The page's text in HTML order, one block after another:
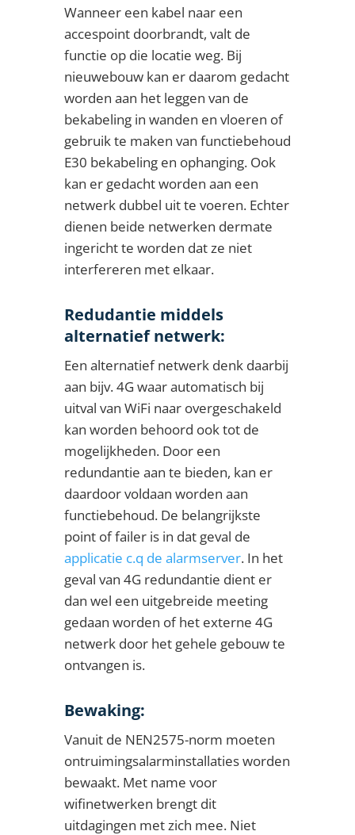
Wanneer een kabel naar een
accespoint doorbrandt, valt de
functie op die locatie weg. Bij
nieuwebouw kan er daarom gedacht
worden aan het leggen van de
bekabeling in wanden en vloeren of
gebruik te maken van functiebehoud
E30 bekabeling en ophanging. Ook
kan er gedacht worden aan een
netwerk dubbel uit te voeren. Echter
dienen beide netwerken dermate
ingericht te worden dat ze niet
interfereren met elkaar.
Redudantie middels
alternatief netwerk:
Een alternatief netwerk denk daarbij
aan bijv. 4G waar automatisch bij
uitval van WiFi naar overgeschakeld
kan worden behoord ook tot de
mogelijkheden. Door een
redundantie aan te bieden, kan er
daardoor voldaan worden aan
functiebehoud. De belangrijkste
point of failer is in dat geval de
applicatie c.q de alarmserver. In het
geval van 4G redundantie dient er
dan wel een uitgebreide meeting
gedaan worden of het externe 4G
netwerk door het gehele gebouw te
ontvangen is.
Bewaking:
Vanuit de NEN2575-norm moeten
ontruimingsalarminstallaties worden
bewaakt. Met name voor
wifinetwerken brengt dit
uitdagingen met zich mee. Niet